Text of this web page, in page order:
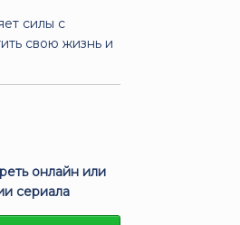
силы с
свою жизнь и
онлайн или
сериала